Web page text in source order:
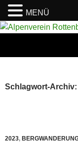
Zum
Schlagwort-
2023,
MENÜ